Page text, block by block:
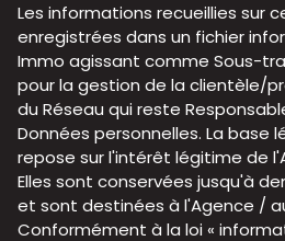
Les informations recueillies sur
enregistrées dans un fichier
Immo agissant comme Sous-
pour la gestion de la clientèle/
du Réseau qui reste
Données personnelles. La base
repose sur l'intérêt légitime de
Elles sont conservées jusqu'à
et sont destinées à l'Agence /
Conformément à la loi «